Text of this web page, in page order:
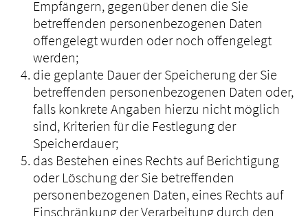
Empfängern, gegenüber denen die Sie
betreffenden personenbezogenen Daten
offengelegt wurden oder noch offengelegt
werden;
die geplante Dauer der Speicherung der Sie
betreffenden personenbezogenen Daten oder,
falls konkrete Angaben hierzu nicht möglich
sind, Kriterien für die Festlegung der
Speicherdauer;
das Bestehen eines Rechts auf Berichtigung
oder Löschung der Sie betreffenden
personenbezogenen Daten, eines Rechts auf
Einschränkung der Verarbeitung durch den